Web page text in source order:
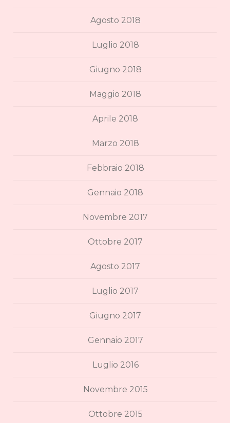
Agosto 2018
Luglio 2018
Giugno 2018
Maggio 2018
Aprile 2018
Marzo 2018
Febbraio 2018
Gennaio 2018
Novembre 2017
Ottobre 2017
Agosto 2017
Luglio 2017
Giugno 2017
Gennaio 2017
Luglio 2016
Novembre 2015
Ottobre 2015